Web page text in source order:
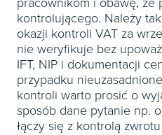
pracownikom i obawę, że
kontrolującego. Należy
okazji kontroli VAT za
nie weryfikuje bez
IFT, NIP i dokumentacji
przypadku
kontroli warto prosić o
sposób dane pytanie np.
łączy się z kontrolą